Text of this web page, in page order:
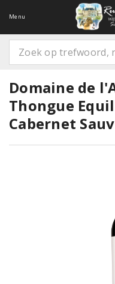
Menu
Domaine de
Thongue
Cabernet